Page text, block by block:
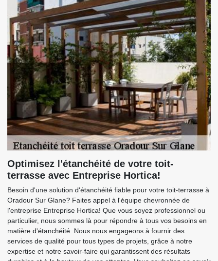
Optimisez l'étanchéité de votre toit-
terrasse avec Entreprise Hortica!
Besoin d'une solution d'étanchéité fiable pour votre toit-terrasse à
Oradour Sur Glane? Faites appel à l'équipe chevronnée de
l'entreprise Entreprise Hortica! Que vous soyez professionnel ou
particulier, nous sommes là pour répondre à tous vos besoins en
matière d'étanchéité. Nous nous engageons à fournir des
services de qualité pour tous types de projets, grâce à notre
expertise et notre savoir-faire qui garantissent des résultats